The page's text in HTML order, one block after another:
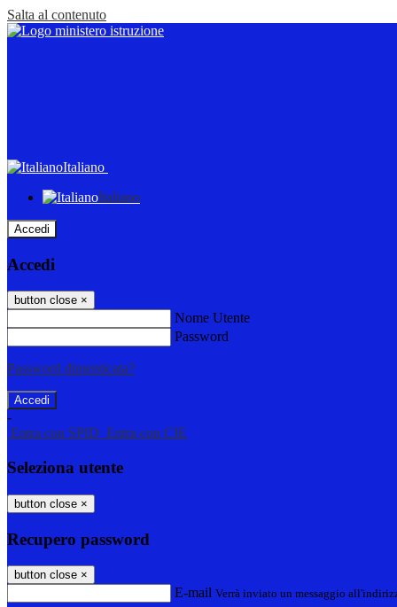
Salta al contenuto
Italiano
Italiano
Accedi
Accedi
button close ×
Nome Utente
Password
Password dimenticata?
-
Entra con SPID Entra con CIE
Seleziona utente
button close ×
Recupero password
button close ×
E-mail Verrà inviato un messaggio